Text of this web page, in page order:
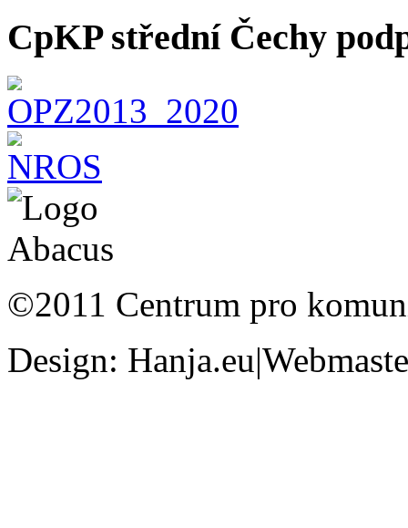
CpKP střední Čechy
©2011 Centrum pro
Design: